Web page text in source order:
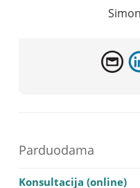
Parduodama
Konsultacija (online)